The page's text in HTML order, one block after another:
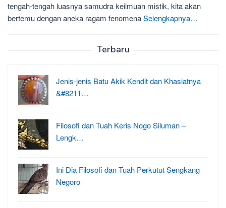
tengah-tengah luasnya samudra keilmuan mistik, kita akan
bertemu dengan aneka ragam fenomenaSelengkapnya…
Terbaru
Jenis-jenis Batu Akik Kendit dan Khasiatnya
&#8211…
Filosofi dan Tuah Keris Nogo Siluman –
Lengk…
Ini Dia Filosofi dan Tuah Perkutut Sengkang
Negoro